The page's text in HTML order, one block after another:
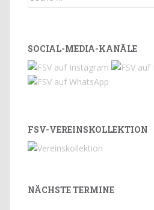
SOCIAL-MEDIA-KANÄLE
FSV-VEREINSKOLLEKTION
NÄCHSTE TERMINE